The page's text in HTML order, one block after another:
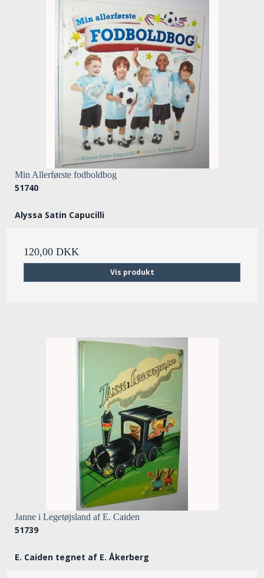
Min Allerførste fodboldbog
51740
Alyssa Satin Capucilli
120,00 DKK
Vis produkt
Janne i Legetøjsland af E. Caiden
51739
E. Caiden tegnet af E. Åkerberg